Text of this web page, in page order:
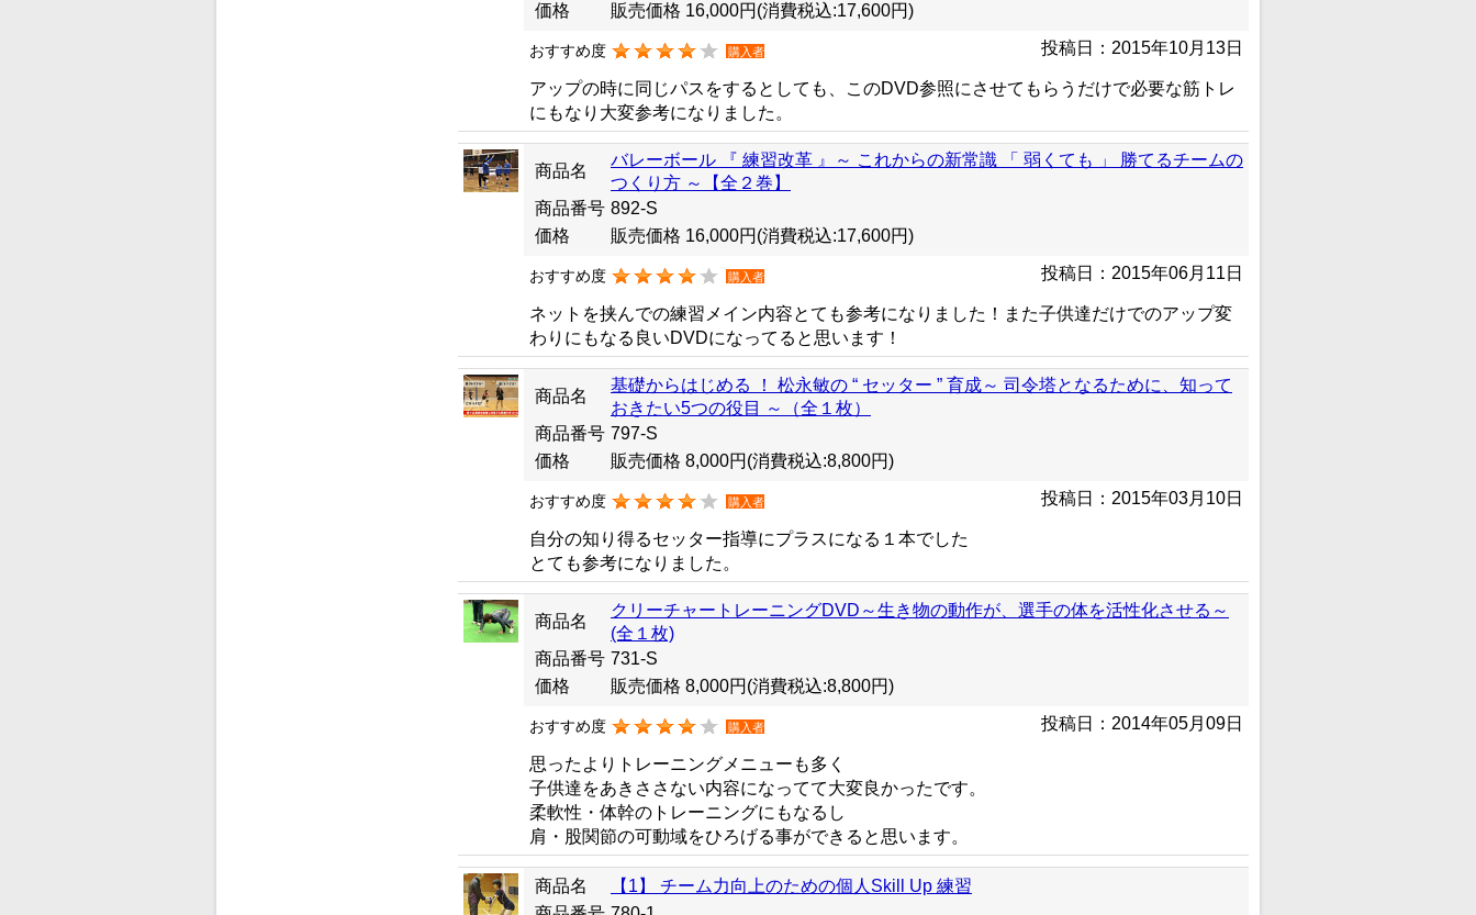
価格
販売価格 16,000円 (消費税込:17,600円)
投稿日：2015年10月13日
おすすめ度 購入者
アップの時に同じパスをするとしても、このDVD参照にさせてもらうだけで必要な筋トレ
にもなり大変参考になりました。
商品名
バレーボール 『 練習改革 』～ これからの新常識 「 弱くても 」 勝てるチームの
つくり方 ～【全２巻】
商品番号 892-S
価格
販売価格 16,000円 (消費税込:17,600円)
投稿日：2015年06月11日
おすすめ度 購入者
ネットを挟んでの練習メイン内容とても参考になりました！また子供達だけでのアップ変
わりにもなる良いDVDになってると思います！
商品名
基礎からはじめる ！ 松永敏の “ セッター ” 育成～ 司令塔となるために、知って
おきたい5つの役目 ～（全１枚）
商品番号 797-S
価格
販売価格 8,000円 (消費税込:8,800円)
投稿日：2015年03月10日
おすすめ度 購入者
自分の知り得るセッター指導にプラスになる１本でした
とても参考になりました。
商品名
クリーチャートレーニングDVD～生き物の動作が、選手の体を活性化させる～
(全１枚)
商品番号 731-S
価格
販売価格 8,000円 (消費税込:8,800円)
投稿日：2014年05月09日
おすすめ度 購入者
思ったよりトレーニングメニューも多く
子供達をあきささない内容になってて大変良かったです。
柔軟性・体幹のトレーニングにもなるし
肩・股関節の可動域をひろげる事ができると思います。
商品名
【1】 チーム力向上のための個人Skill Up 練習